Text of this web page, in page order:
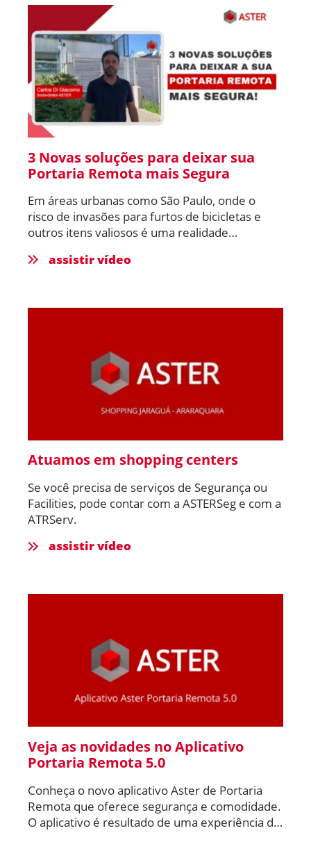
monitoramento que recebe alertas de
câmeras inteligentes instaladas nos bairros.
Nesse caso, identificamos um veículo suspeito
e o carro se retirou da área. Mais tarde,
descobrimos que o mesmo veículo participou
de um assalto a residência em outro bairro,
resultando na prisão dos assaltantes. Com
mais de 20 anos de experiência, seguimos
protegendo e trazendo tranquilidade para
nossos clientes!
3 Novas soluções para deixar sua
Portaria Remota mais Segura
Em áreas urbanas como São Paulo, onde o
risco de invasões para furtos de bicicletas e
outros itens valiosos é uma realidade
eficazes para proteger nossos espaços. Neste
condomínio mais seguro, reduzindo riscos de
assistir vídeo
Atuamos em shopping centers
Se você precisa de serviços de Segurança ou
Facilities, pode contar com a ASTERSeg e com a
ATRServ.
assistir vídeo
Veja as novidades no Aplicativo
Portaria Remota 5.0
Conheça o novo aplicativo Aster de Portaria
Remota que oferece segurança e comodidade.
O aplicativo é resultado de uma experiência de